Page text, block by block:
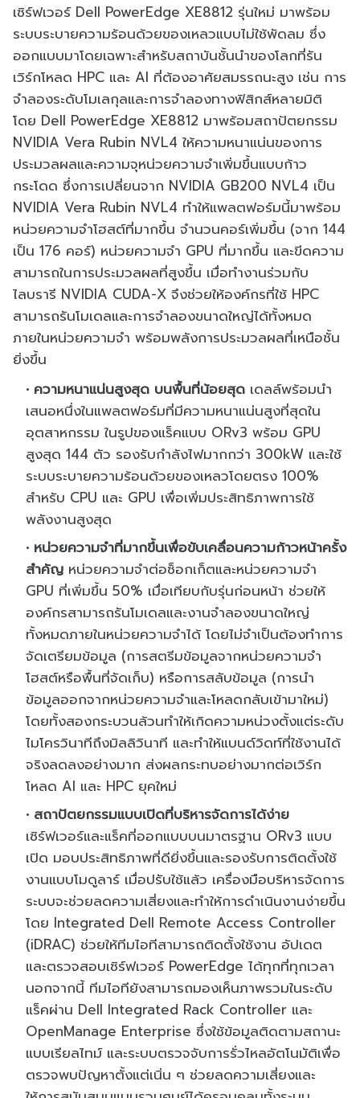
เซิร์ฟเวอร์ Dell PowerEdge XE8812 รุ่นใหม่ มาพร้อม
ระบบระบายความร้อนด้วยของเหลวแบบไม่ใช้พัดลม ซึ่ง
ออกแบบมาโดยเฉพาะสำหรับสถาบันชั้นนำของโลกที่รัน
เวิร์กโหลด HPC และ AI ที่ต้องอาศัยสมรรถนะสูง เช่น การ
จำลองระดับโมเลกุลและการจำลองทางฟิสิกส์หลายมิติ
โดย Dell PowerEdge XE8812 มาพร้อมสถาปัตยกรรม
NVIDIA Vera Rubin NVL4 ให้ความหนาแน่นของการ
ประมวลผลและความจุหน่วยความจำเพิ่มขึ้นแบบก้าว
กระโดด ซึ่งการเปลี่ยนจาก NVIDIA GB200 NVL4 เป็น
NVIDIA Vera Rubin NVL4 ทำให้แพลตฟอร์มนี้มาพร้อม
หน่วยความจำโฮสต์ที่มากขึ้น จำนวนคอร์เพิ่มขึ้น (จาก 144
เป็น 176 คอร์) หน่วยความจำ GPU ที่มากขึ้น และขีดความ
สามารถในการประมวลผลที่สูงขึ้น เมื่อทำงานร่วมกับ
ไลบรารี NVIDIA CUDA-X จึงช่วยให้องค์กรที่ใช้ HPC
สามารถรันโมเดลและการจำลองขนาดใหญ่ได้ทั้งหมด
ภายในหน่วยความจำ พร้อมพลังการประมวลผลที่เหนือชั้น
ยิ่งขึ้น
ความหนาแน่นสูงสุด บนพื้นที่น้อยสุด เดลล์พร้อมนำ
เสนอหนึ่งในแพลตฟอร์มที่มีความหนาแน่นสูงที่สุดใน
อุตสาหกรรม ในรูปของแร็คแบบ ORv3 พร้อม GPU
สูงสุด 144 ตัว รองรับกำลังไฟมากกว่า 300kW และใช้
ระบบระบายความร้อนด้วยของเหลวโดยตรง 100%
สำหรับ CPU และ GPU เพื่อเพิ่มประสิทธิภาพการใช้
พลังงานสูงสุด
หน่วยความจำที่มากขึ้นเพื่อขับเคลื่อนความก้าวหน้าครั้ง
สำคัญ หน่วยความจำต่อซ็อกเก็ตและหน่วยความจำ
GPU ที่เพิ่มขึ้น 50% เมื่อเทียบกับรุ่นก่อนหน้า ช่วยให้
องค์กรสามารถรันโมเดลและงานจำลองขนาดใหญ่
ทั้งหมดภายในหน่วยความจำได้ โดยไม่จำเป็นต้องทำการ
จัดเตรียมข้อมูล (การสตรีมข้อมูลจากหน่วยความจำ
โฮสต์หรือพื้นที่จัดเก็บ) หรือการสลับข้อมูล (การนำ
ข้อมูลออกจากหน่วยความจำและโหลดกลับเข้ามาใหม่)
โดยทั้งสองกระบวนล้วนทำให้เกิดความหน่วงตั้งแต่ระดับ
ไมโครวินาทีถึงมิลลิวินาที และทำให้แบนด์วิดท์ที่ใช้งานได้
จริงลดลงอย่างมาก ส่งผลกระทบอย่างมากต่อเวิร์ก
โหลด AI และ HPC ยุคใหม่
สถาปัตยกรรมแบบเปิดที่บริหารจัดการได้ง่าย
เซิร์ฟเวอร์และแร็คที่ออกแบบบนมาตรฐาน ORv3 แบบ
เปิด มอบประสิทธิภาพที่ดียิ่งขึ้นและรองรับการติดตั้งใช้
งานแบบโมดูลาร์ เมื่อปรับใช้แล้ว เครื่องมือบริหารจัดการ
ระบบจะช่วยลดความเสี่ยงและทำให้การดำเนินงานง่ายขึ้น
โดย Integrated Dell Remote Access Controller
(iDRAC) ช่วยให้ทีมไอทีสามารถติดตั้งใช้งาน อัปเดต
และตรวจสอบเซิร์ฟเวอร์ PowerEdge ได้ทุกที่ทุกเวลา
นอกจากนี้ ทีมไอทียังสามารถมองเห็นภาพรวมในระดับ
แร็คผ่าน Dell Integrated Rack Controller และ
OpenManage Enterprise ซึ่งใช้ข้อมูลติดตามสถานะ
แบบเรียลไทม์ และระบบตรวจจับการรั่วไหลอัตโนมัติเพื่อ
ตรวจพบปัญหาตั้งแต่เนิ่น ๆ ช่วยลดความเสี่ยงและ